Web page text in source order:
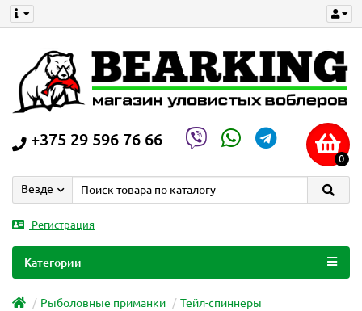
+375 29 596 76 66
0
Везде
Регистрация
Категории
Рыболовные приманки
Тейл-спиннеры